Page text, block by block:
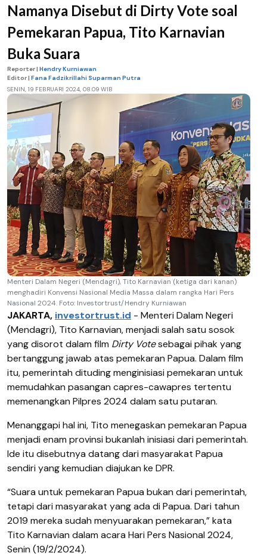
Namanya Disebut di Dirty Vote soal
Pemekaran Papua, Tito Karnavian
Buka Suara
Reporter | Hendry Kurniawan
Editor | Fana Fadzikrillahi Suparman Putra
SENIN, 19 FEBRUARI 2024, 08.09 WIB
Menteri Dalam Negeri (Mendagri), Tito Karnavian (ketiga dari kanan)
menghadiri Konvensi Nasional Media Massa dalam rangka Hari Pers
Nasional 2024. Foto: Investortrust/Hendry Kurniawan
JAKARTA, investortrust.id - Menteri Dalam Negeri
(Mendagri), Tito Karnavian, menjadi salah satu sosok
yang disorot dalam film Dirty Votesebagai pihak yang
bertanggung jawab atas pemekaran Papua. Dalam film
itu, pemerintah dituding menginisiasi pemekaran untuk
memudahkan pasangan capres-cawapres tertentu
memenangkan Pilpres 2024 dalam satu putaran.
Menanggapi hal ini, Tito menegaskan pemekaran Papua
menjadi enam provinsi bukanlah inisiasi dari pemerintah.
Ide itu disebutnya datang dari masyarakat Papua
sendiri yang kemudian diajukan ke DPR.
“Suara untuk pemekaran Papua bukan dari pemerintah,
tetapi dari masyarakat yang ada di Papua. Dari tahun
2019 mereka sudah menyuarakan pemekaran,” kata
Tito Karnavian dalam acara Hari Pers Nasional 2024,
Senin (19/2/2024).